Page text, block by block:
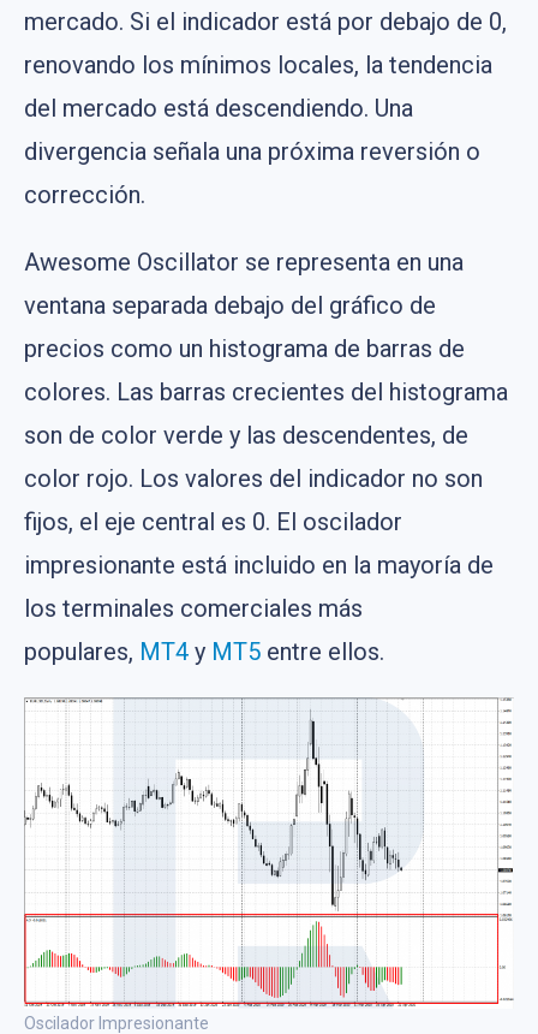
mercado. Si el indicador está por debajo de 0,
renovando los mínimos locales, la tendencia
del mercado está descendiendo. Una
divergencia señala una próxima reversión o
corrección.
Awesome Oscillator se representa en una
ventana separada debajo del gráfico de
precios como un histograma de barras de
colores. Las barras crecientes del histograma
son de color verde y las descendentes, de
color rojo. Los valores del indicador no son
fijos, el eje central es 0. El oscilador
impresionante está incluido en la mayoría de
los terminales comerciales más
populares, MT4 y MT5 entre ellos.
Oscilador Impresionante